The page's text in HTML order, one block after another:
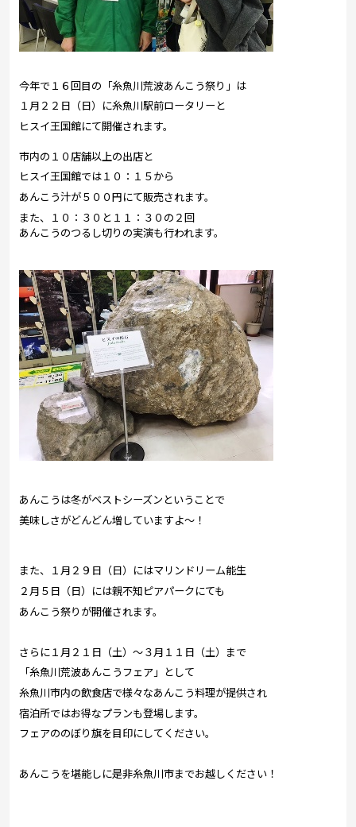
今年で１６回目の「糸魚川荒波あんこう祭り」は
１月２２日（日）に糸魚川駅前ロータリーと
ヒスイ王国館にて開催されます。
市内の１０店舗以上の出店と
ヒスイ王国館では１０：１５から
あんこう汁が５００円にて販売されます。
また、１０：３０と１１：３０の２回
あんこうのつるし切りの実演も行われます。
あんこうは冬がベストシーズンということで
美味しさがどんどん増していますよ〜！
また、１月２９日（日）にはマリンドリーム能生
２月５日（日）には親不知ピアパークにても
あんこう祭りが開催されます。
さらに１月２１日（土）〜３月１１日（土）まで
「糸魚川荒波あんこうフェア」として
糸魚川市内の飲食店で様々なあんこう料理が提供され
宿泊所ではお得なプランも登場します。
フェアののぼり旗を目印にしてください。
あんこうを堪能しに是非糸魚川市までお越しください！